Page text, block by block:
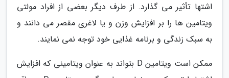
اشتها تأثیر می گذارد. از طرف دیگر بعضی از افراد مولتی
ویتامین ها را بر افزایش وزن و یا لاغری مقصر می دانند و
به سبک زندگی و برنامه غذایی خود توجه نمی نمایند.
ممکن است ویتامین D بتواند به عنوان ویتامینی که افزایش